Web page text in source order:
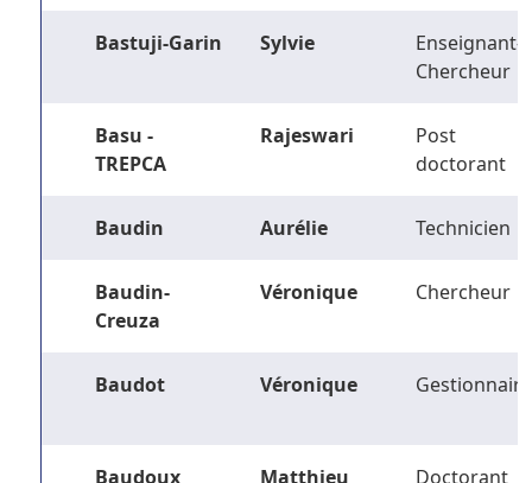
Bastuji-Garin Sylvie
Enseignant-
Chercheur
Basu -
TREPCA
Rajeswari
Post
doctorant
Baudin Aurélie Technicien
Baudin-
Creuza
Véronique Chercheur
Baudot Véronique Gestionnaire
Baudoux Matthieu Doctorant